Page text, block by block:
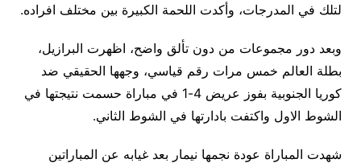
لتلك في المدرجات، وأكدت اللحمة الكبيرة بين مختلف افراده.
وبعد دور مجموعات من دون تألق واضح، اظهرت البرازيل،
بطلة العالم خمس مرات رقم قياسي، وجهها الحقيقي ضد
كوريا الجنوبية بفوز عريض 4-1 في مباراة حسمت نتيجتها في
الشوط الاول واكتفت بادارتها في الشوط الثاني.
شهدت المباراة عودة نجمها نيمار بعد غيابه عن المباراتين